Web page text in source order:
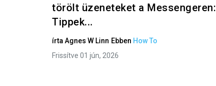
törölt üzeneteket a Messengeren:
Tippek...
írtaAgnes W Linn Ebben How To
Frissítve 01 jún, 2026